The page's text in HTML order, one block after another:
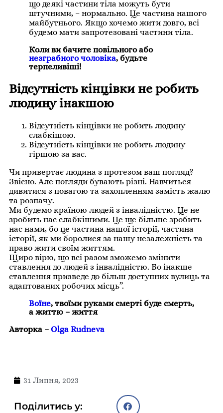
що деякі частини тіла можуть бути
штучними, – нормально. Це частина нашого
майбутнього. Якщо хочемо жити довго, всі
будемо мати запротезовані частини тіла.
Коли ви бачите повільного або
незграбного чоловіка, будьте
терпеливіші!
Відсутність кінцівки не робить
людину інакшою
Відсутність кінцівки не робить людину
слабкішою.
Відсутність кінцівки не робить людину
гіршою за вас.
Чи привертає людина з протезом ваш погляд?
Звісно. Але погляди бувають різні. Навчиться
дивитися з повагою та захопленням замість жалю
та розпачу.
Ми будемо країною людей з інвалідністю. Це не
зробить нас слабкішими. Це ще більше зробить
нас нами, бо це частина нашої історії, частина
історії, як ми боролися за нашу незалежність та
право жити своїм життям.
Щиро вірю, що всі разом зможемо змінити
ставлення до людей з інвалідністю. Бо інакше
ставлення призведе до більш доступних вулиць та
адаптованих робочих місць”.
Воїне, твоїми руками смерті буде смерть,
а життю – життя
Авторка – Olga Rudneva
31 Липня, 2023
Поділитись у: